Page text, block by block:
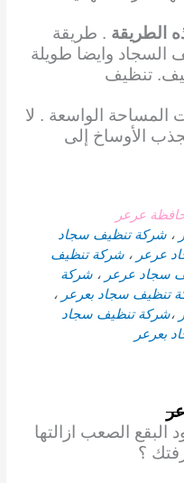
الطريقة . طريقة
السجاد وايضا طويلة
تنظيف
المساحة الواسعة . لا
تجذب الأوساخ إلى
عرعر
،شركة تنظيف سجاد
عرعر ،شركة تنظيف
سجادعرعر ،شركة
تنظيف سجاد بعرعر ،
،شركة تنظيف سجاد
بعرعر
الصعب ازالتها
؟